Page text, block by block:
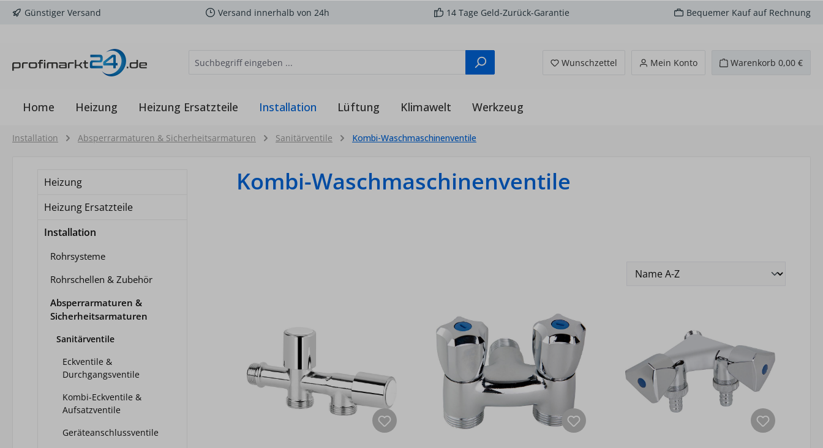
Hauptinhalt springen
Zur Suche springen
Zur Hauptnavigation springen
Günstiger Versand Versand innerhalb von 24h 14 Tage Geld-Zurück-Garantie Bequemer Kauf auf Rechnung
Wunschzettel Du hast 0 Produkte auf dem Merkzettel
Mein Konto Warenkorb 0,00 €
Home Heizung Heizung Ersatzteile Installation Lüftung Klimawelt Werkzeug
Installation Absperrarmaturen & Sicherheitsarmaturen Sanitärventile Kombi-Waschmaschinenventile
Heizung
Heizung Ersatzteile
Installation
Rohrsysteme
Rohrschellen & Zubehör
Absperrarmaturen &
Sicherheitsarmaturen
Sanitärventile
Eckventile &
Durchgangsventile
Kombi-Eckventile &
Aufsatzventile
Geräteanschlussventile
Kombi-Waschmaschinenventile